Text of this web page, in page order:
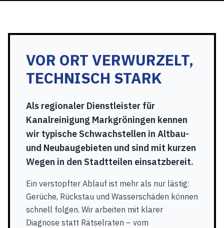
VOR ORT VERWURZELT,
TECHNISCH STARK
Als regionaler Dienstleister für
Kanalreinigung Markgröningen kennen
wir typische Schwachstellen in Altbau-
und Neubaugebieten und sind mit kurzen
Wegen in den Stadtteilen einsatzbereit.
Ein verstopfter Ablauf ist mehr als nur lästig:
Gerüche, Rückstau und Wasserschäden können
schnell folgen. Wir arbeiten mit klarer
Diagnose statt Rätselraten – vom